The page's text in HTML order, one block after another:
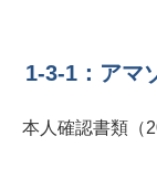
1-3-1：アマ
本人確認書類（